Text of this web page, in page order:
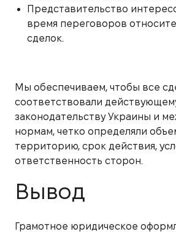
Представительство
время переговоров
сделок.
Мы обеспечиваем, чтобы все
соответствовали
законодательству Украины и
нормам, четко определяли
территорию, срок действия,
ответственность сторон.
Вывод
Грамотное юридическое